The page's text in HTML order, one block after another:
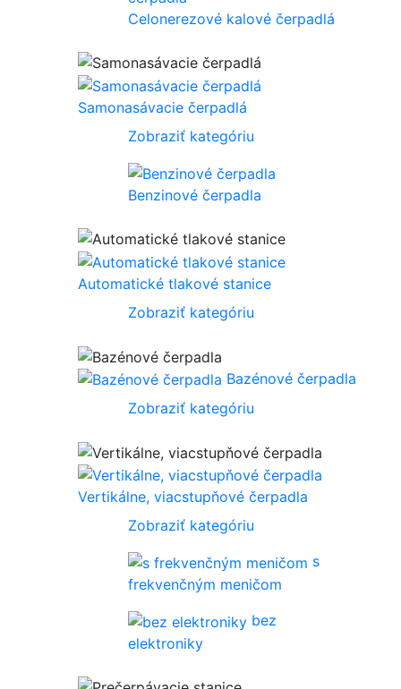
Celonerezové kalové čerpadlá
Samonasávacie čerpadlá
Zobraziť kategóriu
Benzinové čerpadla
Automatické tlakové stanice
Zobraziť kategóriu
Bazénové čerpadla
Zobraziť kategóriu
Vertikálne, viacstupňové čerpadla
Zobraziť kategóriu
s
frekvenčným meničom
bez
elektroniky